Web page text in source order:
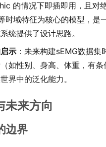
的情况下即插即用，且对
时域特征为核心的模型，
统提供了设计思路。
示 ：未来构建sEMG数据
如性别、身高、体重，有
界中的泛化能力。
未来方向
边界